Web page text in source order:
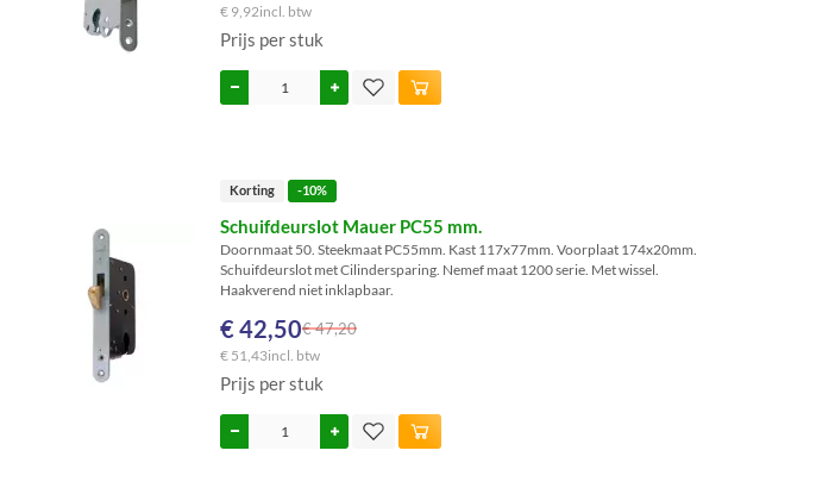
€ 9,92incl. btw
Prijs per stuk
Korting -10%
Schuifdeurslot Mauer PC55 mm.
Doornmaat 50. Steekmaat PC55mm. Kast 117x77mm. Voorplaat 174x20mm.
Schuifdeurslot met Cilindersparing. Nemef maat 1200 serie. Met wissel.
Haakverend niet inklapbaar.
€ 47,20
€ 42,50
€ 51,43incl. btw
Prijs per stuk